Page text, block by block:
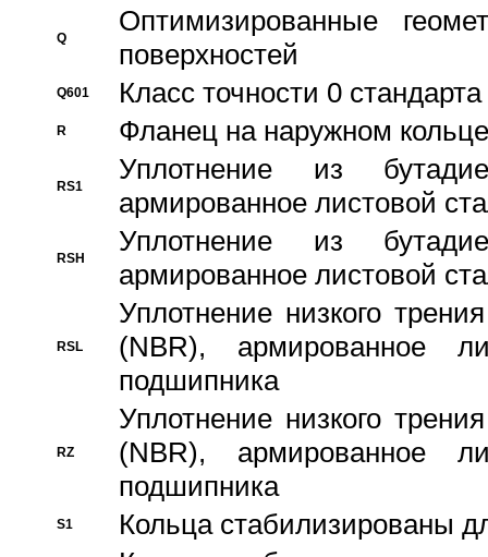
Q
Оптимизированные
поверхностей
Q601 Класс точности 0
R Фланец на наружном кольце
RS1
Уплотнение из
армированное листовой
RSH
Уплотнение из
армированное листовой
RSL
Уплотнение низкого
(NBR), армированное
подшипника
RZ
Уплотнение низкого
(NBR), армированное
подшипника
S1 Кольца стабилизированы